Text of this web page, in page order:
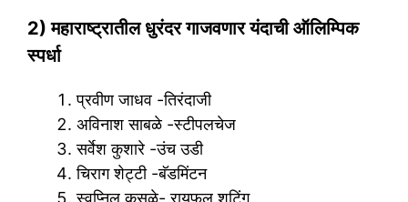
2) महाराष्ट्रातील धुरंदर गाजवणार यंदाची ऑलिम्पिक
स्पर्धा
प्रवीण जाधव -तिरंदाजी
अविनाश साबळे -स्टीपलचेज
सर्वेश कुशारे -उंच उडी
चिराग शेट्टी -बॅडमिंटन
स्वप्निल कुसळे- रायफल शूटिंग